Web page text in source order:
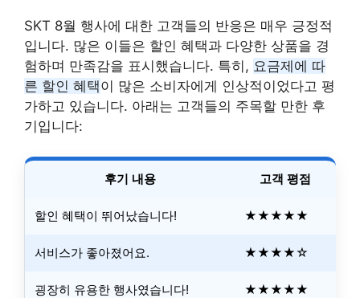
SKT 8월 행사에 대한 고객들의 반응은 매우 긍정적
입니다. 많은 이들은 할인 혜택과 다양한 상품을 경
험하며 만족감을 표시했습니다. 특히, 요금제에 따
른 할인 혜택이 많은 소비자에게 인상적이었다고 평
가하고 있습니다. 아래는 고객들의 주목할 만한 후
기입니다:
후기 내용 고객 평점
할인 혜택이 뛰어났습니다! ★★★★★
서비스가 좋아졌어요. ★★★★☆
굉장히 유용한 행사였습니다! ★★★★★